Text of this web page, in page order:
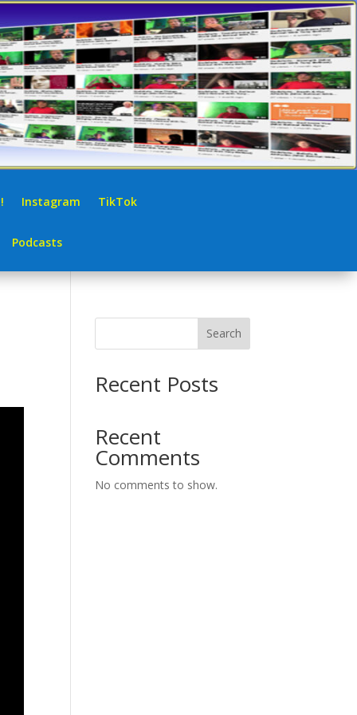
Instagram TikTok
Podcasts
Search
Recent Posts
Recent
Comments
No comments to show.